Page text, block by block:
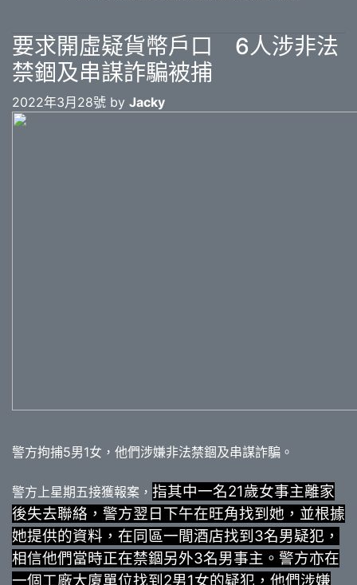
要求開虛疑貨幣戶口 6人涉非法
禁錮及串謀詐騙被捕
2022年3月28號 by Jacky
警方拘捕5男1女，他們涉嫌非法禁錮及串謀詐騙。
警方上星期五接獲報案， 指其中一名21歲女事主離家
後失去聯絡，警方翌日下午在旺角找到她，並根據
她提供的資料，在同區一間酒店找到3名男疑犯，
相信他們當時正在禁錮另外3名男事主。警方亦在
一個工廠大廈單位找到2男1女的疑犯，他們涉嫌